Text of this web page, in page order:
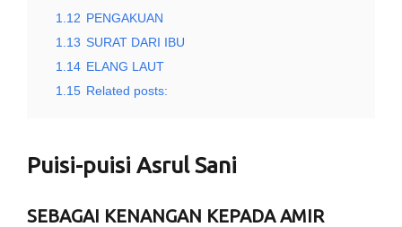
1.12 PENGAKUAN
1.13 SURAT DARI IBU
1.14 ELANG LAUT
1.15 Related posts:
Puisi-puisi Asrul Sani
SEBAGAI KENANGAN KEPADA AMIR